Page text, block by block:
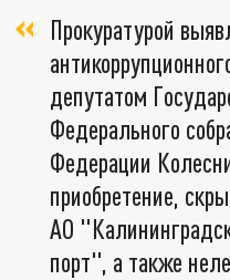
Прокуратурой
депутатом
Федерального
Федерации
приобретение,
АО
порт", а также